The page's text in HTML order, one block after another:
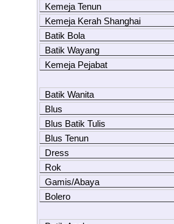
Kemeja Tenun
Kemeja Kerah Shanghai
Batik Bola
Batik Wayang
Kemeja Pejabat
Batik Wanita
Blus
Blus Batik Tulis
Blus Tenun
Dress
Rok
Gamis/Abaya
Bolero